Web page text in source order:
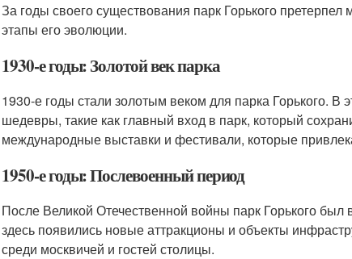
За годы своего существования парк Горького
этапы его эволюции.
1930-е годы: Золотой век парка
1930-е годы стали золотым веком для парка Горького.
шедевры, такие как главный вход в парк, который
международные выставки и фестивали, которые
1950-е годы: Послевоенный период
После Великой Отечественной войны парк Горького
здесь появились новые аттракционы и объекты
среди москвичей и гостей столицы.